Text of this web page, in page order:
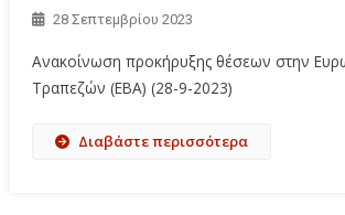
28 Σεπτεμβρίου 2023
Ανακοίνωση προκήρυξης θέσεων στην
Τραπεζών (EBA) (28-9-2023)
Διαβάστε περισσότερα